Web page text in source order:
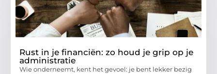
Rust in je financiën: zo houd je grip op je
administratie
Wie onderneemt, kent het gevoel: je bent lekker bezig